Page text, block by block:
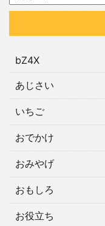
bZ4X
あじさい
いちご
おでかけ
おみやげ
おもしろ
お役立ち